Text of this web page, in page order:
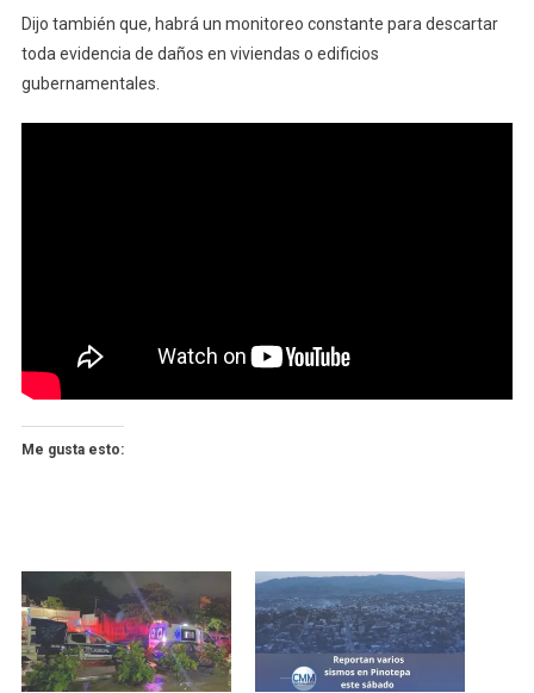
Dijo también que, habrá un monitoreo constante para descartar
toda evidencia de daños en viviendas o edificios
gubernamentales.
Me gusta esto: